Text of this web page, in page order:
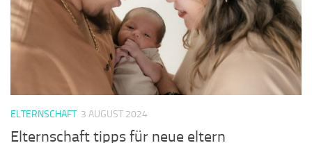
ELTERNSCHAFT 3 AUGUST 2024
Elternschaft tipps für neue eltern